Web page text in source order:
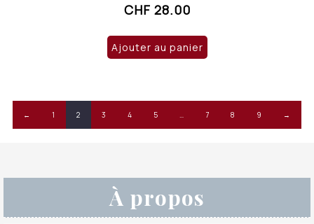
CHF 28.00
Ajouter au panier
← 1 2 3 4 5 … 7 8 9 →
À propos